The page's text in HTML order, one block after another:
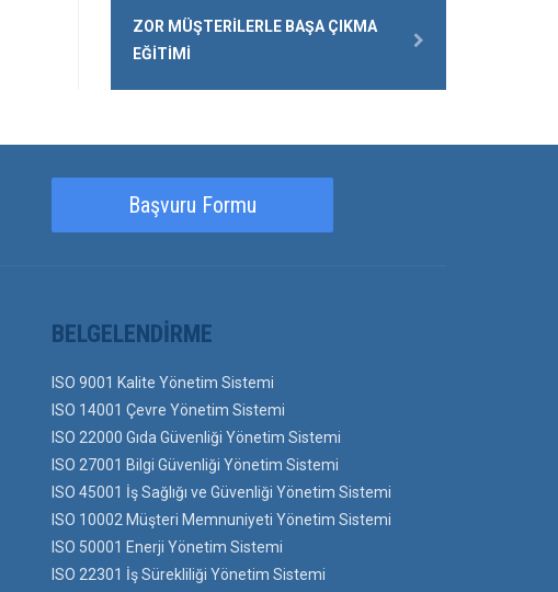
ZOR MÜŞTERILERLE BAŞA ÇIKMA
EĞITIMI
Başvuru Formu
BELGELENDIRME
ISO 9001 Kalite Yönetim Sistemi
ISO 14001 Çevre Yönetim Sistemi
ISO 22000 Gıda Güvenliği Yönetim Sistemi
ISO 27001 Bilgi Güvenliği Yönetim Sistemi
ISO 45001 İş Sağlığı ve Güvenliği Yönetim Sistemi
ISO 10002 Müşteri Memnuniyeti Yönetim Sistemi
ISO 50001 Enerji Yönetim Sistemi
ISO 22301 İş Sürekliliği Yönetim Sistemi